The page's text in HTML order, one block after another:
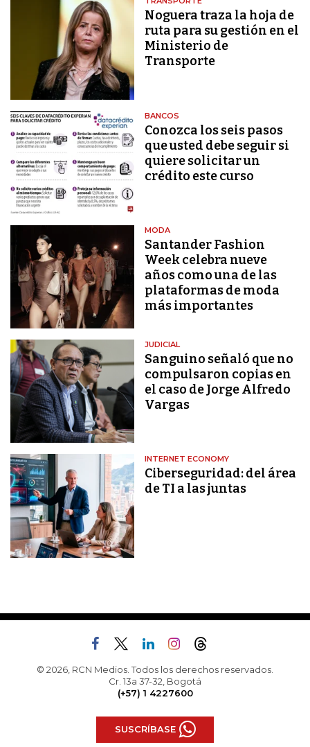
Noguera traza la hoja de
ruta para su gestión en el
Ministerio de
Transporte
BANCOS
Conozca los seis pasos
que usted debe seguir si
quiere solicitar un
crédito este curso
MODA
Santander Fashion
Week celebra nueve
años como una de las
plataformas de moda
más importantes
JUDICIAL
Sanguino señaló que no
compulsaron copias en
el caso de Jorge Alfredo
Vargas
INTERNET ECONOMY
Ciberseguridad: del área
de TI a las juntas
© 2026, RCN Medios. Todos los derechos reservados.
Cr. 13a 37-32, Bogotá
(+57) 1 4227600
SUSCRÍBASE